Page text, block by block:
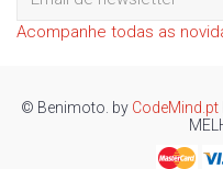
Acompanhe todas as
© Benimoto. by CodeMind.pt